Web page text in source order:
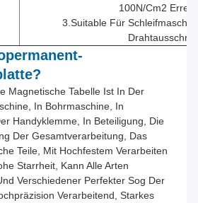
100N/cm2
3.Suitable Für
Magnetische Tabelle Ist In Der
In Bohrmaschine, In
Handyklemme, In Beteiligung, Die
Der Gesamtverarbeitung, Das
Teile, Mit Hochfestem Verarbeiten
Starrheit, Kann Alle Arten
Verschiedener Perfekter Sog Der
Verarbeitend, Starkes